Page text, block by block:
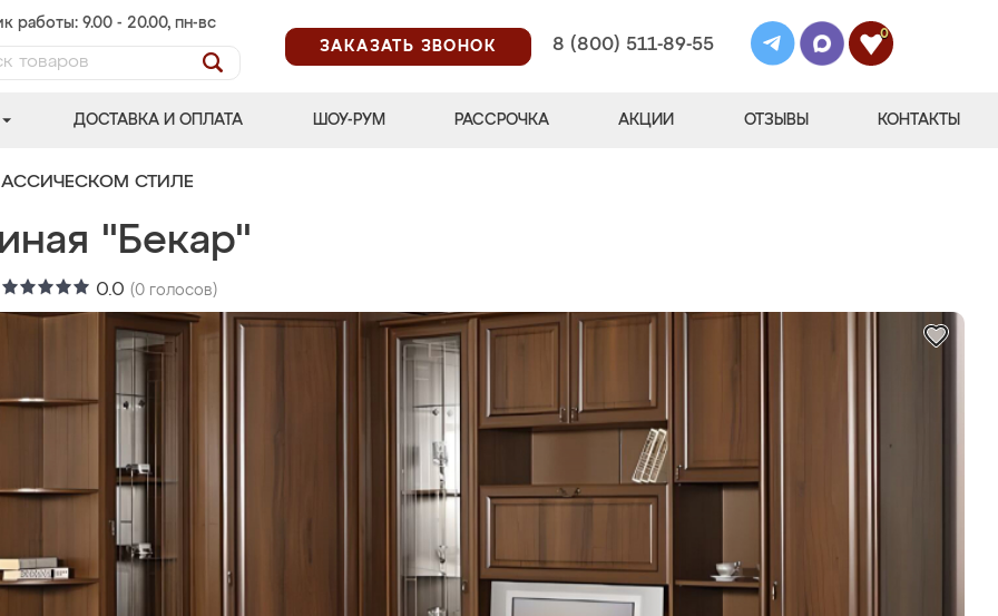
работы: 9.00 - 20.00, пн-вс
ЗАКАЗАТЬ ЗВОНОК
8 (800) 511-89-55
0
ДОСТАВКА И ОПЛАТА ШОУ-РУМ РАССРОЧКА АКЦИИ ОТЗЫВЫ КОНТАКТЫ
СТИЛЕ
"Бекар"
0.0 (0 голосов)